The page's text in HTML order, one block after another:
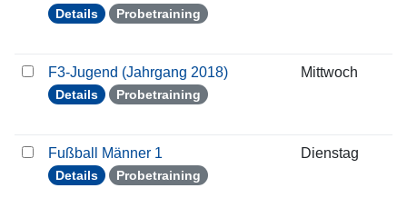
Details Probetraining
F3-Jugend (Jahrgang 2018)
Details Probetraining
Mittwoch
Fußball Männer 1
Details Probetraining
Dienstag